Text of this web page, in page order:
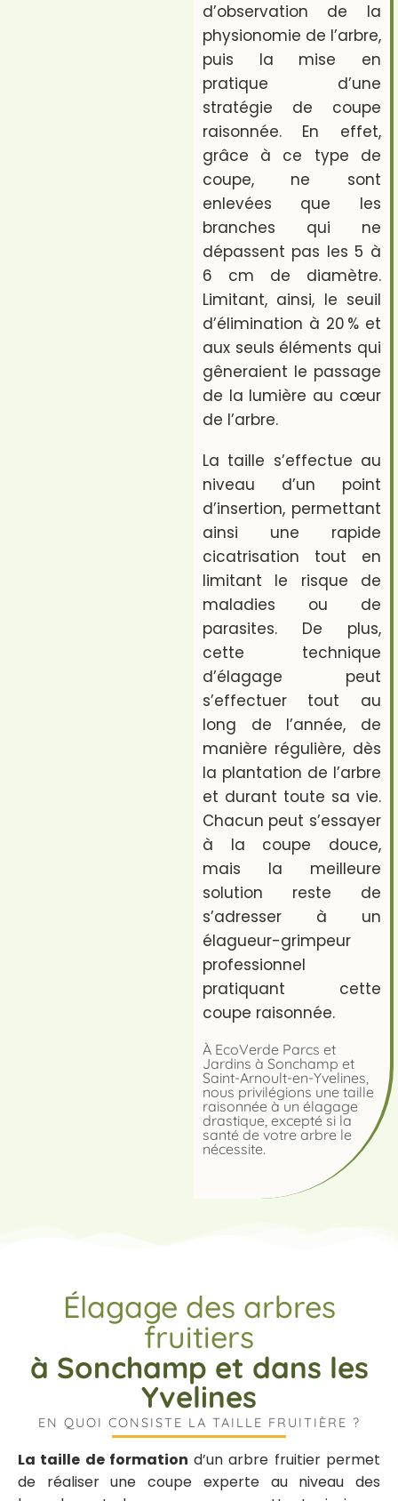
d’observation de la
physionomie de l’arbre,
puis la mise en
pratique d’une
stratégie de coupe
raisonnée. En effet,
grâce à ce type de
coupe, ne sont
enlevées que les
branches qui ne
dépassent pas les 5 à
6 cm de diamètre.
Limitant, ainsi, le seuil
d’élimination à 20 % et
aux seuls éléments qui
gêneraient le passage
de la lumière au cœur
de l’arbre.
La taille s’effectue au
niveau d’un point
d’insertion, permettant
ainsi une rapide
cicatrisation tout en
limitant le risque de
maladies ou de
parasites. De plus,
cette technique
d’élagage peut
s’effectuer tout au
long de l’année, de
manière régulière, dès
la plantation de l’arbre
et durant toute sa vie.
Chacun peut s’essayer
à la coupe douce,
mais la meilleure
solution reste de
s’adresser à un
élagueur-grimpeur
professionnel
pratiquant cette
coupe raisonnée.
À EcoVerde Parcs et
Jardins à Sonchamp et
Saint-Arnoult-en-Yvelines,
nous privilégions une taille
raisonnée à un élagage
drastique, excepté si la
santé de votre arbre le
nécessite.
Élagage des arbres
fruitiers
à Sonchamp et dans les
Yvelines
EN QUOI CONSISTE LA TAILLE FRUITIÈRE ?
La taille de formation d’un arbre fruitier permet
de réaliser une coupe experte au niveau des